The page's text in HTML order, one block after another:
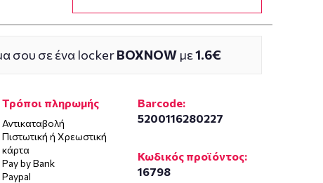
σου σε ένα lockerBOXNOW με1.6€
Τρόποι πληρωμής
Αντικαταβολή
Πιστωτική ή Χρεωστική
κάρτα
Pay by Bank
Paypal
Barcode:
5200116280227
Κωδικός προϊόντος:
16798